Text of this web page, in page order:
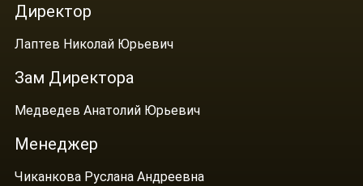
Директор
Лаптев Николай Юрьевич
Зам Директора
Медведев Анатолий Юрьевич
Менеджер
Чиканкова Руслана Андреевна